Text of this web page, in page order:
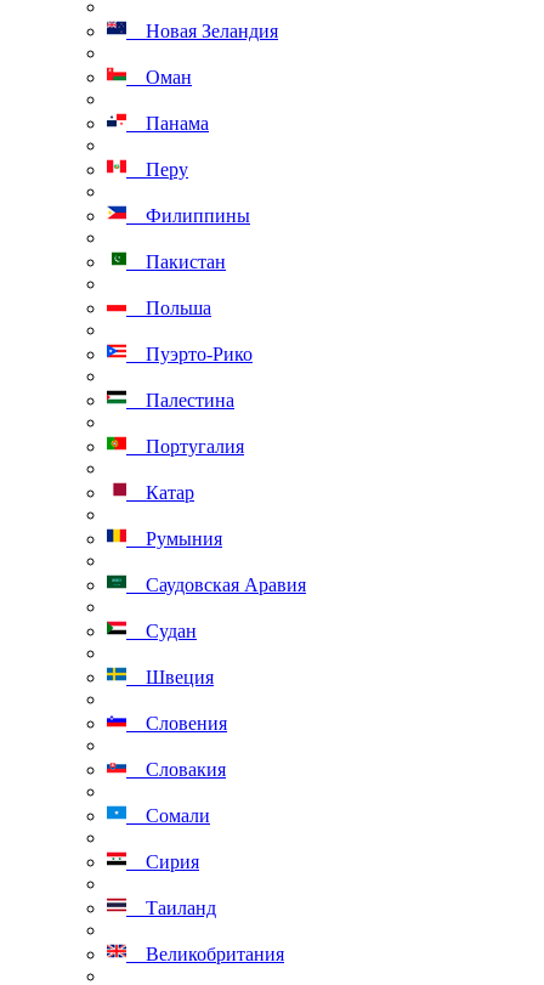
Новая Зеландия
Оман
Панама
Перу
Филиппины
Пакистан
Польша
Пуэрто-Рико
Палестина
Португалия
Катар
Румыния
Саудовская Аравия
Судан
Швеция
Словения
Словакия
Сомали
Сирия
Таиланд
Великобритания